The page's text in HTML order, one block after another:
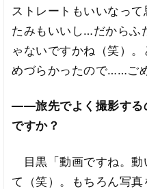
ストレートもいいなっ
たみもいいし…だからふ
ゃないですかね（笑）
めづらかったので……ご
――旅先でよく撮影する
ですか？
目黒「動画ですね。動
て（笑）。もちろん写